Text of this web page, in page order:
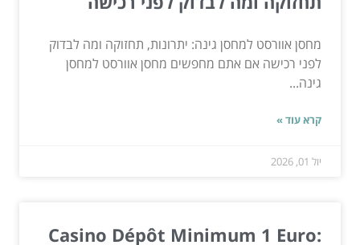
מחסן אוורסט למחסן גינה: יתרונות, תחזוקה ומה לבדוק
לפני רכישה אם אתם מחפשים מחסן אוורסט למחסן
גינה...
קרא עוד »
יול 01, 2026
Casino Dépôt Minimum 1 Euro: